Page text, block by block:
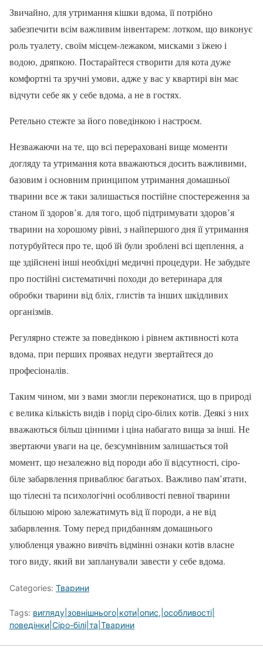
Звичайно, для утримання кішки вдома, її потрібно
забезпечити всім важливим інвентарем: лотком, що виконує
роль туалету, своїм місцем-лежаком, мисками з їжею і
водою, дряпкою. Постарайтеся створити для кота дуже
комфортні та зручні умови, адже у вас у квартирі він має
відчути себе як у себе вдома, а не в гостях.
Ретельно стежте за його поведінкою і настроєм.
Незважаючи на те, що всі перераховані вище моменти
догляду та утримання кота вважаються досить важливими,
базовим і основним принципом утримання домашньої
тварини все ж таки залишається постійне спостереження за
станом її здоров’я. для того, щоб підтримувати здоров’я
тварини на хорошому рівні, з найпершого дня її утримання
потурбуйтеся про те, щоб їй були зроблені всі щеплення, а
ще здійснені інші необхідні медичні процедури. Не забудьте
про постійні систематичні походи до ветеринара для
обробки тварини від бліх, глистів та інших шкідливих
організмів.
Регулярно стежте за поведінкою і рівнем активності кота
вдома, при перших проявах недуги звертайтеся до
професіоналів.
Таким чином, ми з вами змогли переконатися, що в природі
є велика кількість видів і порід сіро-білих котів. Деякі з них
вважаються більш цінними і ціна набагато вища за інші. Не
звертаючи уваги на це, безсумнівним залишається той
момент, що незалежно від породи або її відсутності, сіро-
біле забарвлення приваблює багатьох. Важливо пам’ятати,
що тілесні та психологічні особливості певної тварини
більшою мірою залежатимуть від її породи, а не від
забарвлення. Тому перед придбанням домашнього
улюбленця уважно вивчіть відмінні ознаки котів власне
того виду, який ви запланували завести у себе вдома.
Categories: Тварини
Tags: вигляду|зовнішнього|коти|опис,|особливості|
поведінки|Сіро-білі|та|Тварини